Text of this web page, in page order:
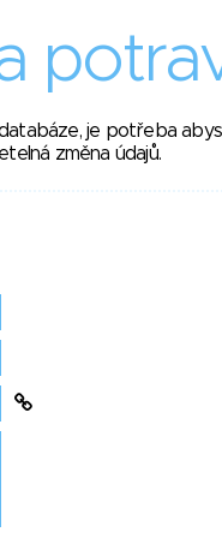
je potřeba
změna údajů.